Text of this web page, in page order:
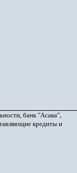
банк "Асака",
кредиты и